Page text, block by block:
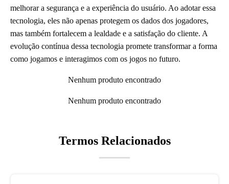
melhorar a segurança e a experiência do usuário. Ao adotar essa
tecnologia, eles não apenas protegem os dados dos jogadores,
mas também fortalecem a lealdade e a satisfação do cliente. A
evolução contínua dessa tecnologia promete transformar a forma
como jogamos e interagimos com os jogos no futuro.
Nenhum produto encontrado
Nenhum produto encontrado
Termos Relacionados